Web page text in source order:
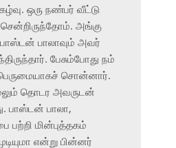
ஒரு நண்பர் வீட்டு
சென்றிருந்தோம். அங்கு
பாலாவும் அவர்
பேசும்போது நம்
சொன்னார்.
தொடர அவருடன்
பாஸ்டன் பாலா,
பற்றி மின்புத்தகம்
என்று பின்னர்